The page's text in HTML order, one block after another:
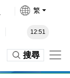
繁
12:51
搜尋